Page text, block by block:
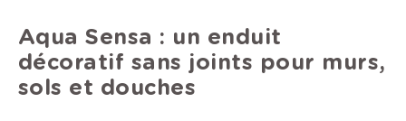
Aqua Sensa : un enduit
décoratif sans joints pour murs,
sols et douches